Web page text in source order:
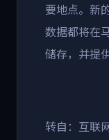
要地点。新
数据都将在
储存，并提
转自：互联